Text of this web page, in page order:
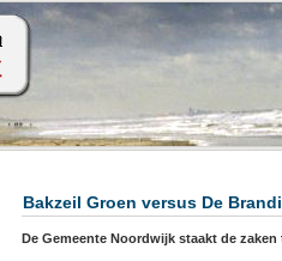
Bakzeil Groen versus De
De Gemeente Noordwijk staakt de